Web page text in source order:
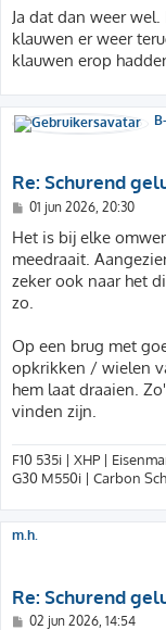
Ja dat dan weer
klauwen er weer
klauwen erop
Re: Schurend
B
r
i
c
h
t
01 jun 2026, 20:30
Het is bij elke
meedraait.
zeker ook naar het
zo.
Op een brug met
opkrikken / wielen
hem laat draaien.
vinden zijn.
F10 535i | XHP |
G30 M550i | Carbon
m.h.
Re: Schurend
B02 jun 2026, 14:54